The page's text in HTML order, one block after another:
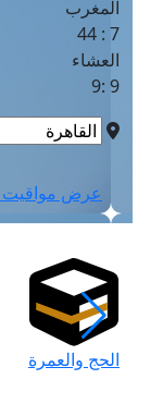
المغرب
7 : 44
العشاء
9 :9
عرض مواقيت
الحج والعمرة